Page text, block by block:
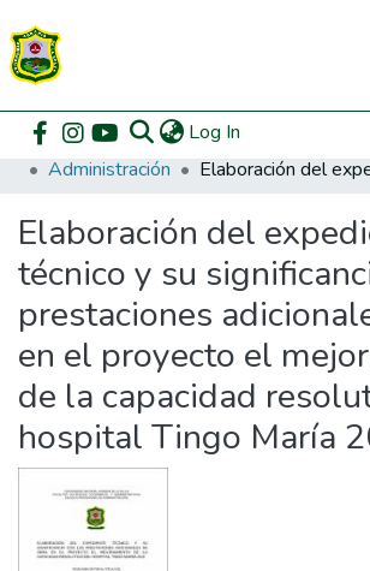
Log In
Communities & Collections
All of DSpace
DSpace Statistics
Home Pregrado
Administración
Elaboración del
técnico y su
prestaciones
en el proyecto el
de la capacidad
hospital Tingo María